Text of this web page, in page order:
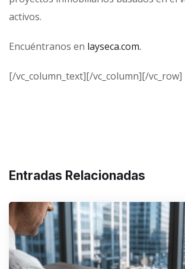
activos.
Encuéntranos en layseca.com.
[/vc_column_text][/vc_column][/vc_row]
Entradas Relacionadas